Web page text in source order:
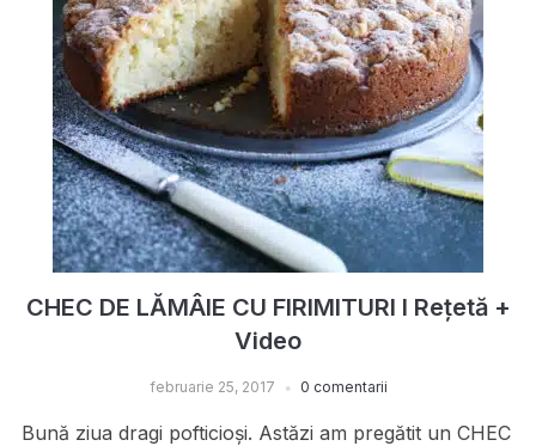
CHEC DE LĂMÂIE CU FIRIMITURI I Rețetă +
Video
februarie 25, 2017 0 comentarii
Bună ziua dragi pofticioși. Astăzi am pregătit un CHEC